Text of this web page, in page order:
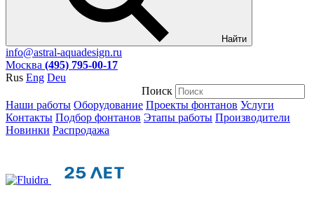
Найти
info@astral-aquadesign.ru
Москва (495) 795-00-17
Rus Eng Deu
Поиск
Наши работы Оборудование Проекты фонтанов Услуги
Контакты Подбор фонтанов Этапы работы Производители
Новинки Распродажа